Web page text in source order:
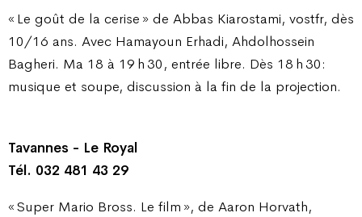
« Le goût de la cerise » de Abbas Kiarostami, vostfr, dès
10/16 ans. Avec Hamayoun Erhadi, Ahdolhossein
Bagheri. Ma 18 à 19 h 30, entrée libre. Dès 18 h 30:
musique et soupe, discussion à la fin de la projection.
Tavannes - Le Royal
Tél. 032 481 43 29
« Super Mario Bross. Le film », de Aaron Horvath,